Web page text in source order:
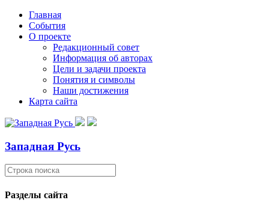
Главная
События
О проекте
Редакционный совет
Информация об авторах
Цели и задачи проекта
Понятия и символы
Наши достижения
Карта сайта
Западная Русь
Разделы сайта